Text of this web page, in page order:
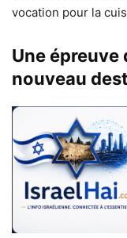
vocation pour la
Une épreuve
nouveau